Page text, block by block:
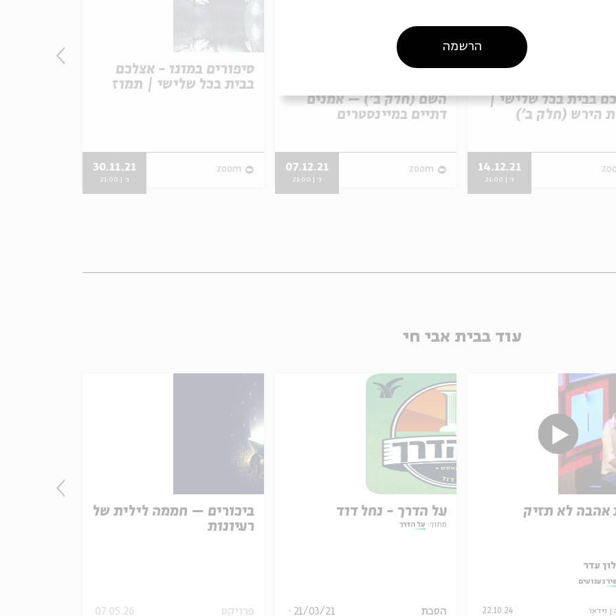
נדחה למועד
בבית בכל שלישי |
(חלק ב')
14.12.21
ג' | 21:00
סיפורים במונו - אצלכם
השם (חלק ב') – אמנים
דתיים במיינסטרים
zoom
07.12.21
ג' | 21:00
סיפורים במונו - אצלכם
בבית בכל שלישי | תמוז
zoom
30.11.21
ג' | 21:00
עוד בבית אבי חי
ביכורים – חממה לילית של
רעיונות
פרויקט 07.05.26
על הדרך - נחל דוד
מתוך: על הדרך
הסכת 21/03/21
אהבה לא תזיק
עדר
געגועים
וידאו 22.10.24
הרשמה